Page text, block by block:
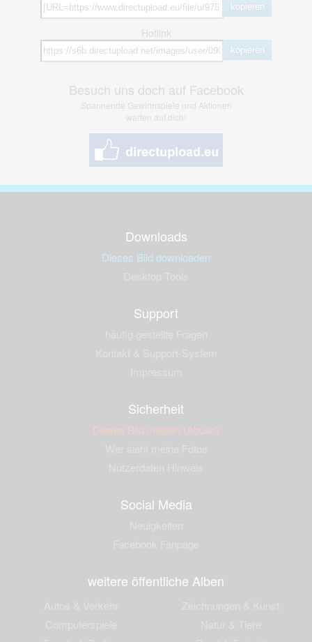
kopieren
Hotlink
kopieren
Besuch uns doch auf Facebook
Spannende Gewinnspiele und Aktionen
warten auf dich!
Downloads
Dieses Bild downloaden
Support
Sicherheit
Dieses Bild melden (Abuse)
Social Media
weitere öffentliche Alben